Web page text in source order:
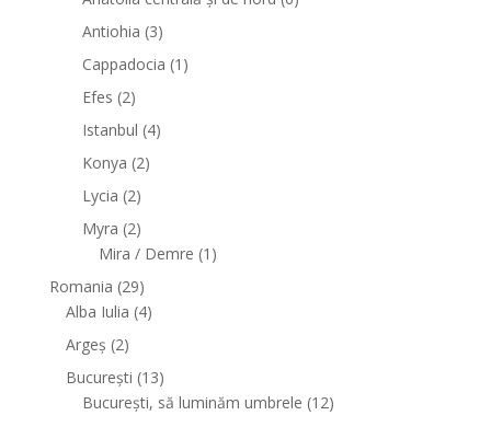
Antiohia (3)
Cappadocia (1)
Efes (2)
Istanbul (4)
Konya (2)
Lycia (2)
Myra (2)
Mira / Demre (1)
Romania (29)
Alba Iulia (4)
Argeș (2)
București (13)
București, să luminăm umbrele (12)